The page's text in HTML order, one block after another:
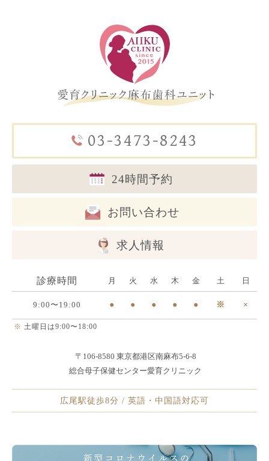
03-3473-8243
24時間予約
お問い合わせ
求人情報
診療時間 月 火 水 木 金 土 日
9:00〜19:00 ● ● ● ● ● ※ ×
※ 土曜日は9:00〜18:00
〒106-8580 東京都港区南麻布5-6-8
総合母子保健センター愛育クリニック
広尾駅徒歩8分 / 英語・中国語対応可